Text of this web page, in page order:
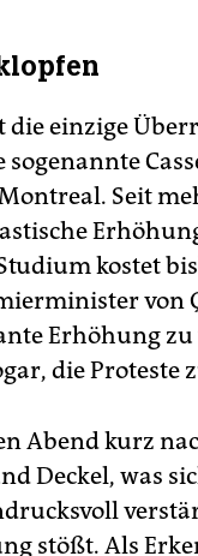
die einzige
sogenannte
Seit
kostet
von
Erhöhung
die Proteste
Abend kurz
Deckel, was
stößt. Als